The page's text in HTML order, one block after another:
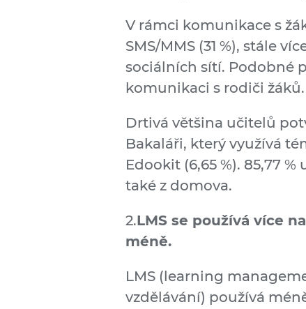
V rámci komunikace s
SMS/MMS (31 %), stále
sociálních sítí. Podobné
komunikaci s rodiči žáků.
Drtivá většina učitelů
Bakaláři, který využívá
Edookit (6,65 %). 85,77
také z domova.
2.LMS se používá více
méně.
LMS (learning
vzdělávání) používá